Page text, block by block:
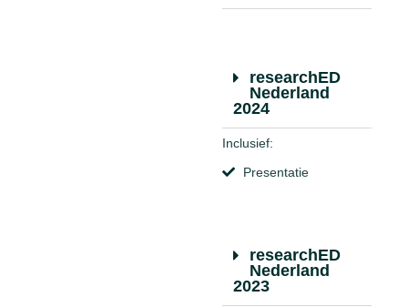
researchED
Nederland
2024
Inclusief:
Presentatie
researchED
Nederland
2023